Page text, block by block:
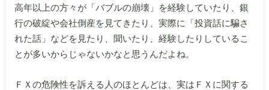
高年以上の方々が「バブルの崩壊」を経験していたり、銀
行の破綻や会社倒産を見てきたり、実際に「投資話に騙さ
れた話」などを見たり、聞いたり、経験したりしているこ
とが多いからじゃないかなと思うんだよね。
ＦＸの危険性を訴える人のほとんどは、実はＦＸに関する